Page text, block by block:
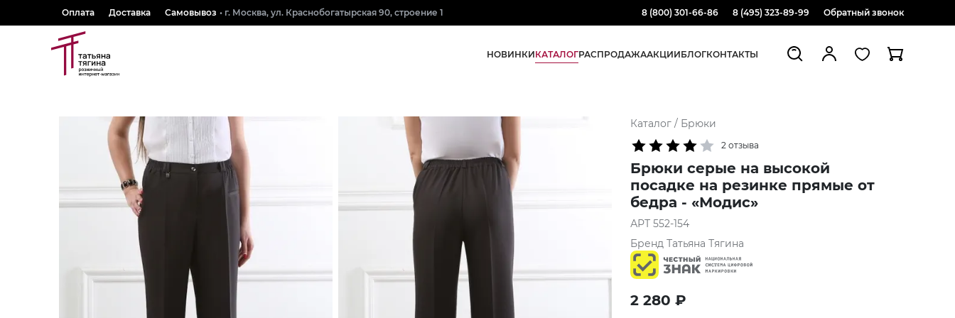
Оплата Доставка Самовывоз • г. Москва, ул. Краснобогатырская 90, строение 1 8 (800) 301-66-86 8 (495) 323-89-99 Обратный звонок
НОВИНКИКАТАЛОГРАСПРОДАЖААКЦИИБЛОГКОНТАКТЫ
Каталог / Брюки
2 отзыва
Брюки серые на высокой
посадке на резинке прямые от
бедра - «Модис»
АРТ 552-154
Бренд Татьяна Тягина
2 280 ₽